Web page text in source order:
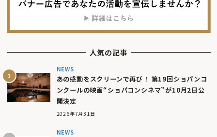
人気の記事
NEWS
あの感動をスクリーンで再び！ 第19回ショパンコ
ンクールの映画“ショパコンシネマ”が10月2日公
開決定
2026年7月31日
NEWS